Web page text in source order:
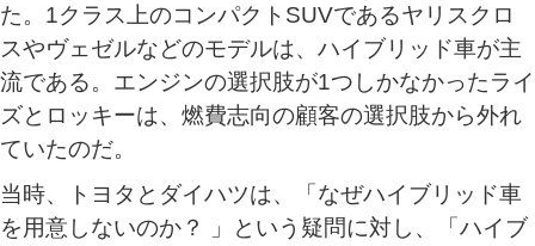
た。1クラス上のコンパクトSUVであるヤリスクロ
スやヴェゼルなどのモデルは、ハイブリッド車が主
流である。エンジンの選択肢が1つしかなかったライ
ズとロッキーは、燃費志向の顧客の選択肢から外れ
ていたのだ。
当時、トヨタとダイハツは、「なぜハイブリッド車
を用意しないのか？ 」という疑問に対し、「ハイブ